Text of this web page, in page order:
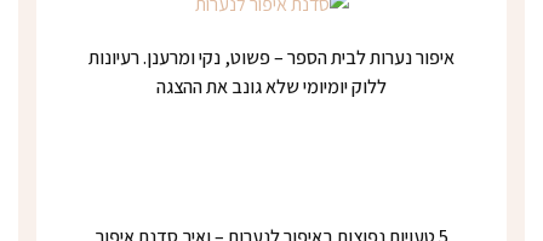
איפור נערות לבית הספר – פשוט, נקי ומרענן. רעיונות
ללוק יומיומי שלא גונב את ההצגה